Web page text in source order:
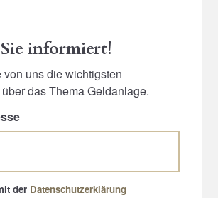
informiert!
von uns die wichtigsten
das Thema Geldanlage.
der Datenschutzerklärung